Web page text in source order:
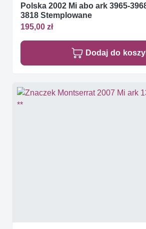
Polska 2002 Mi abo ark 3965-
3818 Stemplowane
195,00 zł
Dodaj do